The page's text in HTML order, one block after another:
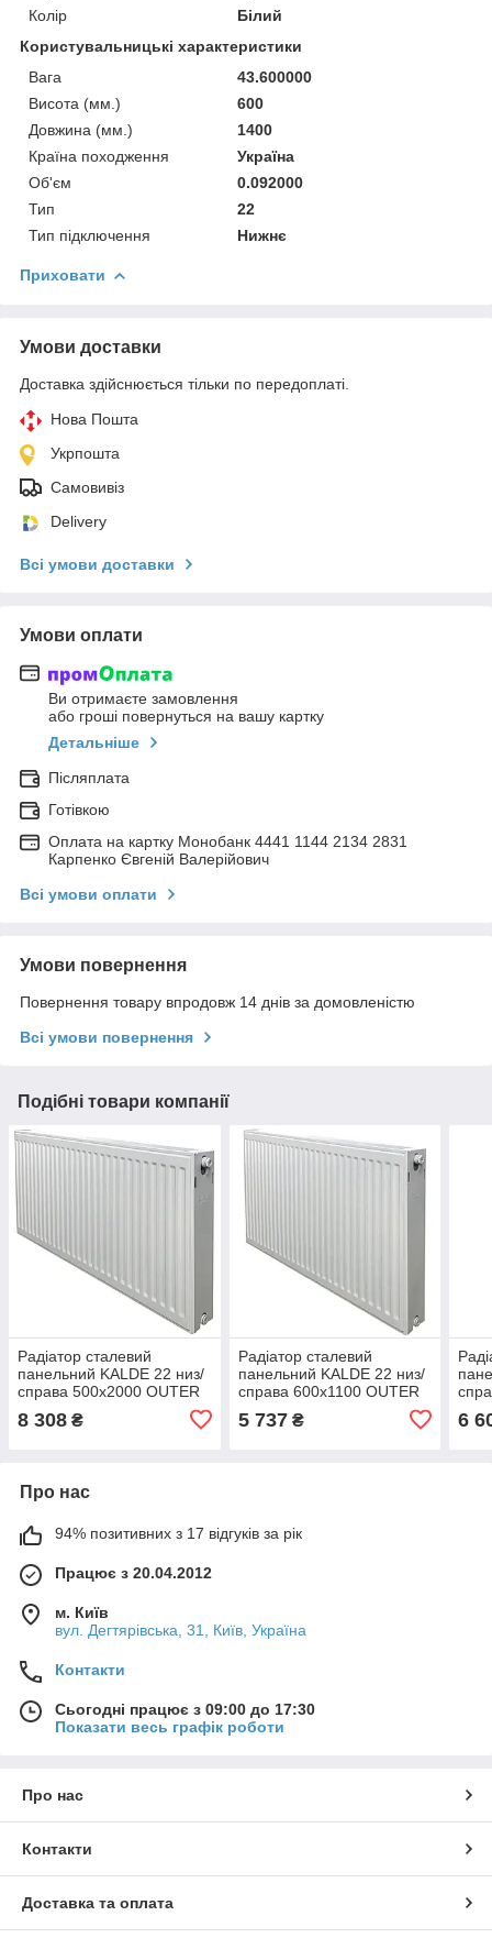
Колір
Білий
Користувальницькі характеристики
Вага
43.600000
Висота (мм.)
600
Довжина (мм.)
1400
Країна походження
Україна
Об'єм
0.092000
Тип
22
Тип підключення
Нижнє
Приховати
Умови доставки
Доставка здійснюється тільки по передоплаті.
Нова Пошта
Укрпошта
Самовивіз
Delivery
Всі умови доставки
Умови оплати
Ви отримаєте замовлення
або гроші повернуться на вашу картку
Детальніше
Післяплата
Готівкою
Оплата на картку Монобанк 4441 1144 2134 2831
Карпенко Євгеній Валерійович
Всі умови оплати
Умови повернення
Повернення товару впродовж 14 днів за домовленістю
Всі умови повернення
Подібні товари компанії
Радіатор сталевий
панельний KALDE 22 низ/
справа 500х2000 OUTER
8 308 ₴
Радіатор сталевий
панельний KALDE 22 низ/
справа 600х1100 OUTER
5 737₴ 6
Про нас
94% позитивних з 17 відгуків за рік
Працює з 20.04.2012
м. Київ
вул. Дегтярівська, 31, Київ, Україна
Контакти
Сьогодні працює з 09:00 до 17:30
Показати весь графік роботи
Про нас
Контакти
Доставка та оплата